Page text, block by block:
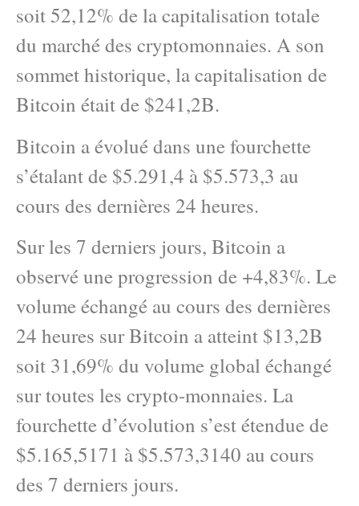
soit 52,12% de la capitalisation totale
du marché des cryptomonnaies. A son
sommet historique, la capitalisation de
Bitcoin était de $241,2B.
Bitcoin a évolué dans une fourchette
s’étalant de $5.291,4 à $5.573,3 au
cours des dernières 24 heures.
Sur les 7 derniers jours, Bitcoin a
observé une progression de +4,83%. Le
volume échangé au cours des dernières
24 heures sur Bitcoin a atteint $13,2B
soit 31,69% du volume global échangé
sur toutes les crypto-monnaies. La
fourchette d’évolution s’est étendue de
$5.165,5171 à $5.573,3140 au cours
des 7 derniers jours.